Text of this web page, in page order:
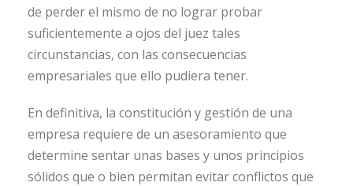
de perder el mismo de no lograr probar
suficientemente a ojos del juez tales
circunstancias, con las consecuencias
empresariales que ello pudiera tener.
En definitiva, la constitución y gestión de una
empresa requiere de un asesoramiento que
determine sentar unas bases y unos principios
sólidos que o bien permitan evitar conflictos que